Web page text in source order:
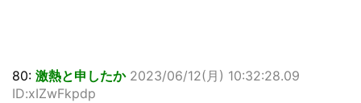
80: 激熱と申したか 2023/06/12(月) 10:32:28.09
ID:xIZwFkpdp